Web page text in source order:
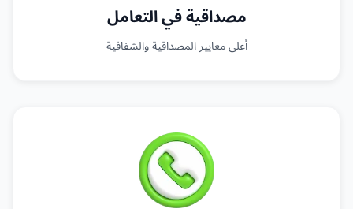
مصداقية في التعامل
أعلى معايير المصداقية والشفافية